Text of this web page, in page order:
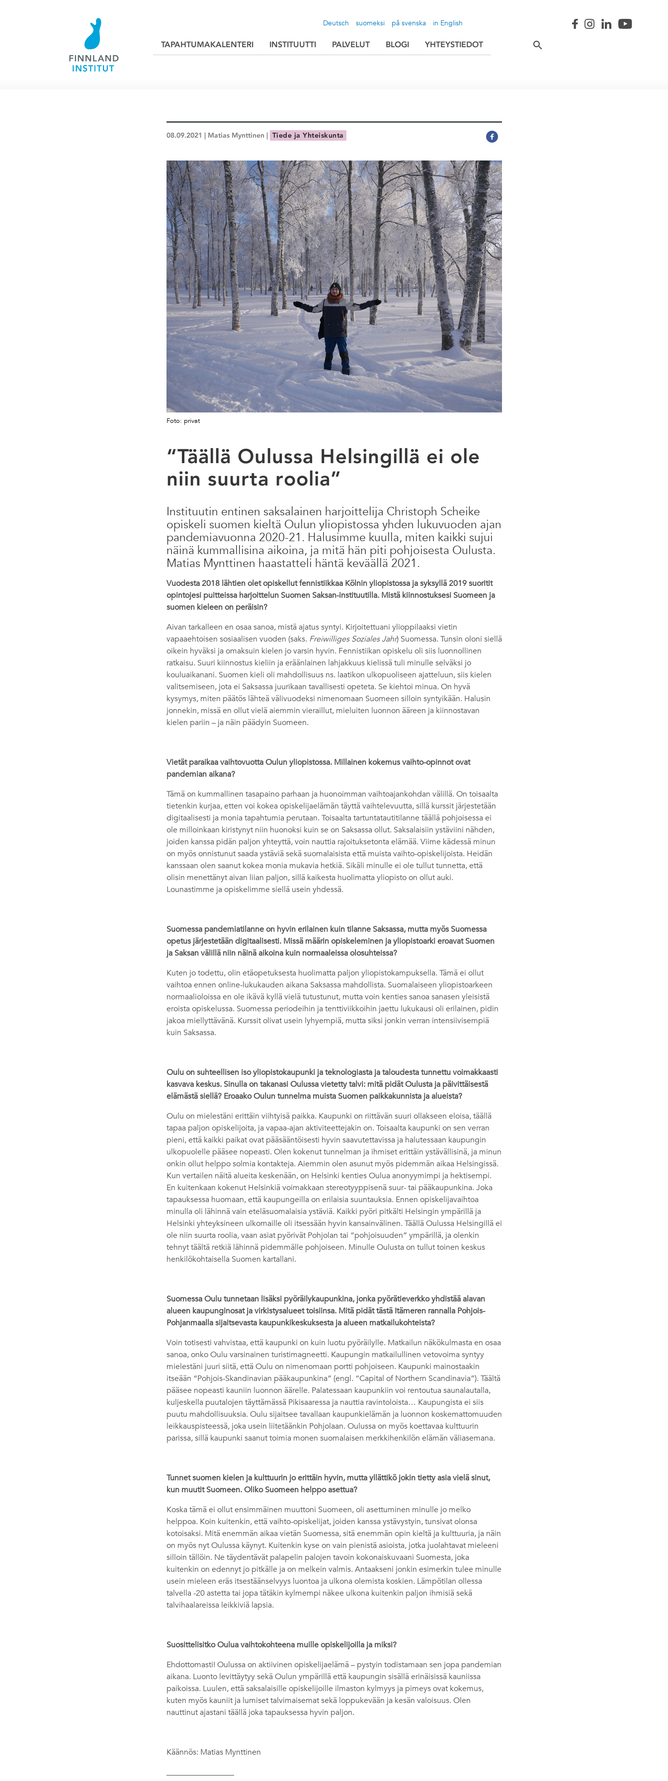
suomeksi
Deutsch på svenska in English
TAPAHTUMAKALENTERI INSTITUUTTI PALVELUT BLOGI YHTEYSTIEDOT
08.09.2021 | Matias Mynttinen | Tiede ja Yhteiskunta
Foto: privat
“Täällä Oulussa Helsingillä ei ole
niin suurta roolia”
Instituutin entinen saksalainen harjoittelija Christoph Scheike
opiskeli suomen kieltä Oulun yliopistossa yhden lukuvuoden ajan
pandemiavuonna 2020-21. Halusimme kuulla, miten kaikki sujui
näinä kummallisina aikoina, ja mitä hän piti pohjoisesta Oulusta.
Matias Mynttinen haastatteli häntä keväällä 2021.
Vuodesta 2018 lähtien olet opiskellut fennistiikkaa Kölnin yliopistossa ja syksyllä 2019 suoritit
opintojesi puitteissa harjoittelun Suomen Saksan-instituutilla. Mistä kiinnostuksesi Suomeen ja
suomen kieleen on peräisin?
Aivan tarkalleen en osaa sanoa, mistä ajatus syntyi. Kirjoitettuani ylioppilaaksi vietin
vapaaehtoisen sosiaalisen vuoden (saks. Freiwilliges Soziales Jahr) Suomessa. Tunsin oloni siellä
oikein hyväksi ja omaksuin kielen jo varsin hyvin. Fennistiikan opiskelu oli siis luonnollinen
ratkaisu. Suuri kiinnostus kieliin ja eräänlainen lahjakkuus kielissä tuli minulle selväksi jo
kouluaikanani. Suomen kieli oli mahdollisuus ns. laatikon ulkopuoliseen ajatteluun, siis kielen
valitsemiseen, jota ei Saksassa juurikaan tavallisesti opeteta. Se kiehtoi minua. On hyvä
kysymys, miten päätös lähteä välivuodeksi nimenomaan Suomeen silloin syntyikään. Halusin
jonnekin, missä en ollut vielä aiemmin vieraillut, mieluiten luonnon ääreen ja kiinnostavan
kielen pariin – ja näin päädyin Suomeen.
Vietät paraikaa vaihtovuotta Oulun yliopistossa. Millainen kokemus vaihto-opinnot ovat
pandemian aikana?
Tämä on kummallinen tasapaino parhaan ja huonoimman vaihtoajankohdan välillä. On toisaalta
tietenkin kurjaa, etten voi kokea opiskelijaelämän täyttä vaihtelevuutta, sillä kurssit järjestetään
digitaalisesti ja monia tapahtumia perutaan. Toisaalta tartuntatautitilanne täällä pohjoisessa ei
ole milloinkaan kiristynyt niin huonoksi kuin se on Saksassa ollut. Saksalaisiin ystäviini nähden,
joiden kanssa pidän paljon yhteyttä, voin nauttia rajoituksetonta elämää. Viime kädessä minun
on myös onnistunut saada ystäviä sekä suomalaisista että muista vaihto-opiskelijoista. Heidän
kanssaan olen saanut kokea monia mukavia hetkiä. Sikäli minulle ei ole tullut tunnetta, että
olisin menettänyt aivan liian paljon, sillä kaikesta huolimatta yliopisto on ollut auki.
Lounastimme ja opiskelimme siellä usein yhdessä.
Suomessa pandemiatilanne on hyvin erilainen kuin tilanne Saksassa, mutta myös Suomessa
opetus järjestetään digitaalisesti. Missä määrin opiskeleminen ja yliopistoarki eroavat Suomen
ja Saksan välillä niin näinä aikoina kuin normaaleissa olosuhteissa?
Kuten jo todettu, olin etäopetuksesta huolimatta paljon yliopistokampuksella. Tämä ei ollut
vaihtoa ennen online-lukukauden aikana Saksassa mahdollista. Suomalaiseen yliopistoarkeen
normaalioloissa en ole ikävä kyllä vielä tutustunut, mutta voin kenties sanoa sanasen yleisistä
eroista opiskelussa. Suomessa periodeihin ja tenttiviikkoihin jaettu lukukausi oli erilainen, pidin
jakoa miellyttävänä. Kurssit olivat usein lyhyempiä, mutta siksi jonkin verran intensiivisempiä
kuin Saksassa.
Oulu on suhteellisen iso yliopistokaupunki ja teknologiasta ja taloudesta tunnettu voimakkaasti
kasvava keskus. Sinulla on takanasi Oulussa vietetty talvi: mitä pidät Oulusta ja päivittäisestä
elämästä siellä? Eroaako Oulun tunnelma muista Suomen paikkakunnista ja alueista?
Oulu on mielestäni erittäin viihtyisä paikka. Kaupunki on riittävän suuri ollakseen eloisa, täällä
tapaa paljon opiskelijoita, ja vapaa-ajan aktiviteettejakin on. Toisaalta kaupunki on sen verran
pieni, että kaikki paikat ovat pääsääntöisesti hyvin saavutettavissa ja halutessaan kaupungin
ulkopuolelle pääsee nopeasti. Olen kokenut tunnelman ja ihmiset erittäin ystävällisinä, ja minun
onkin ollut helppo solmia kontakteja. Aiemmin olen asunut myös pidemmän aikaa Helsingissä.
Kun vertailen näitä alueita keskenään, on Helsinki kenties Oulua anonyymimpi ja hektisempi.
En kuitenkaan kokenut Helsinkiä voimakkaan stereotyyppisenä suur- tai pääkaupunkina. Joka
tapauksessa huomaan, että kaupungeilla on erilaisia suuntauksia. Ennen opiskelijavaihtoa
minulla oli lähinnä vain eteläsuomalaisia ystäviä. Kaikki pyöri pitkälti Helsingin ympärillä ja
Helsinki yhteyksineen ulkomaille oli itsessään hyvin kansainvälinen. Täällä Oulussa Helsingillä ei
ole niin suurta roolia, vaan asiat pyörivät Pohjolan tai “pohjoisuuden” ympärillä, ja olenkin
tehnyt täältä retkiä lähinnä pidemmälle pohjoiseen. Minulle Oulusta on tullut toinen keskus
henkilökohtaisella Suomen kartallani.
Suomessa Oulu tunnetaan lisäksi pyöräilykaupunkina, jonka pyörätieverkko yhdistää alavan
alueen kaupunginosat ja virkistysalueet toisiinsa. Mitä pidät tästä Itämeren rannalla Pohjois-
Pohjanmaalla sijaitsevasta kaupunkikeskuksesta ja alueen matkailukohteista?
Voin totisesti vahvistaa, että kaupunki on kuin luotu pyöräilylle. Matkailun näkökulmasta en osaa
sanoa, onko Oulu varsinainen turistimagneetti. Kaupungin matkailullinen vetovoima syntyy
mielestäni juuri siitä, että Oulu on nimenomaan portti pohjoiseen. Kaupunki mainostaakin
itseään “Pohjois-Skandinavian pääkaupunkina” (engl. “Capital of Northern Scandinavia”). Täältä
pääsee nopeasti kauniin luonnon äärelle. Palatessaan kaupunkiin voi rentoutua saunalautalla,
kuljeskella puutalojen täyttämässä Pikisaaressa ja nauttia ravintoloista… Kaupungista ei siis
puutu mahdollisuuksia. Oulu sijaitsee tavallaan kaupunkielämän ja luonnon koskemattomuuden
leikkauspisteessä, joka usein liitetäänkin Pohjolaan. Oulussa on myös koettavaa kulttuurin
parissa, sillä kaupunki saanut toimia monen suomalaisen merkkihenkilön elämän väliasemana.
Tunnet suomen kielen ja kulttuurin jo erittäin hyvin, mutta yllättikö jokin tietty asia vielä sinut,
kun muutit Suomeen. Oliko Suomeen helppo asettua?
Koska tämä ei ollut ensimmäinen muuttoni Suomeen, oli asettuminen minulle jo melko
helppoa. Koin kuitenkin, että vaihto-opiskelijat, joiden kanssa ystävystyin, tunsivat olonsa
kotoisaksi. Mitä enemmän aikaa vietän Suomessa, sitä enemmän opin kieltä ja kulttuuria, ja näin
on myös nyt Oulussa käynyt. Kuitenkin kyse on vain pienistä asioista, jotka juolahtavat mieleeni
silloin tällöin. Ne täydentävät palapelin palojen tavoin kokonaiskuvaani Suomesta, joka
kuitenkin on edennyt jo pitkälle ja on melkein valmis. Antaakseni jonkin esimerkin tulee minulle
usein mieleen eräs itsestäänselvyys luontoa ja ulkona olemista koskien. Lämpötilan ollessa
talvella -20 astetta tai jopa tätäkin kylmempi näkee ulkona kuitenkin paljon ihmisiä sekä
talvihaalareissa leikkiviä lapsia.
Suosittelisitko Oulua vaihtokohteena muille opiskelijoilla ja miksi?
Ehdottomasti! Oulussa on aktiivinen opiskelijaelämä – pystyin todistamaan sen jopa pandemian
aikana. Luonto levittäytyy sekä Oulun ympärillä että kaupungin sisällä erinäisissä kauniissa
paikoissa. Luulen, että saksalaisille opiskelijoille ilmaston kylmyys ja pimeys ovat kokemus,
kuten myös kauniit ja lumiset talvimaisemat sekä loppukevään ja kesän valoisuus. Olen
nauttinut ajastani täällä joka tapauksessa hyvin paljon.
Käännös: Matias Mynttinen